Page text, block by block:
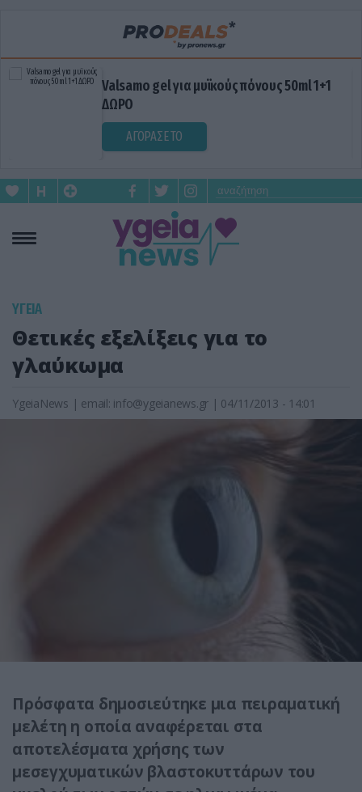
Valsamo gel για μυϊκούς πόνους 50ml 1+1
ΔΩΡΟ
ΑΓΟΡΑΣΕ ΤΟ
ΥΓΕΙΑ
Θετικές εξελίξεις για το
γλαύκωμα
YgeiaNews | email: info@ygeianews.gr | 04/11/2013 - 14:01
Πρόσφατα δημοσιεύτηκε μια πειραματική
μελέτη η οποία αναφέρεται στα
αποτελέσματα χρήσης των
μεσεγχυματικών βλαστοκυττάρων του